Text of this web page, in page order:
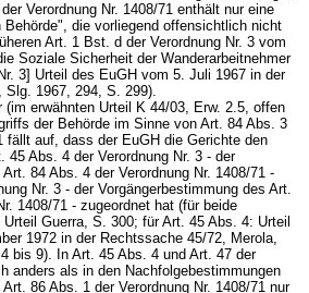
Verordnung Nr. 1408/71 enthält nur eine
Behörde", die vorliegend offensichtlich nicht
Art. 1 Bst. d der Verordnung Nr. 3 vom
Soziale Sicherheit der Wanderarbeitnehmer
3] Urteil des EuGH vom 5. Juli 1967 in der
Slg. 1967, 294, S. 299).
(im erwähnten Urteil K 44/03, Erw. 2.5, offen
der Behörde im Sinne von Art. 84 Abs. 3
fällt auf, dass der EuGH die Gerichte den
45 Abs. 4 der Verordnung Nr. 3 - der
84 Abs. 4 der Verordnung Nr. 1408/71 -
Nr. 3 - der Vorgängerbestimmung des Art.
1408/71 - zugeordnet hat (für beide
Guerra, S. 300; für Art. 45 Abs. 4: Urteil
1972 in der Rechtssache 45/72, Merola,
bis 9). In Art. 45 Abs. 4 und Art. 47 der
anders als in den Nachfolgebestimmungen
86 Abs. 1 der Verordnung Nr. 1408/71 nur